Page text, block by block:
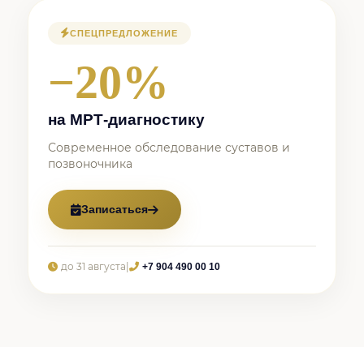
СПЕЦПРЕДЛОЖЕНИЕ
−20%
на МРТ-диагностику
Современное обследование суставов и
позвоночника
Записаться
до 31 августа +7 904 490 00 10